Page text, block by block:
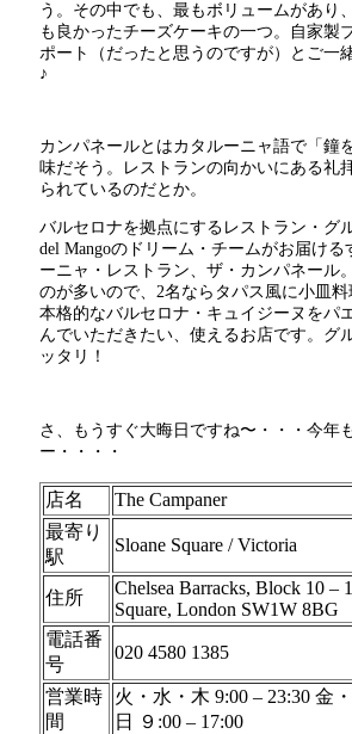
う。その中でも、最もボリュームがあり
も良かったチーズケーキの一つ。自家製
ポート（だったと思うのですが）とご一
♪
カンパネールとはカタルーニャ語で「鐘
味だそう。レストランの向かいにある礼
られているのだとか。
バルセロナを拠点にするレストラン・グ
del Mangoのドリーム・チームがお届け
ーニャ・レストラン、ザ・カンパネール
のが多いので、2名ならタパス風に小皿
本格的なバルセロナ・キュイジーヌをパ
んでいただきたい、使えるお店です。グ
ッタリ！
さ、もうすぐ大晦日ですね〜・・・今年
ー・・・・
店名
The Campaner
最寄り
駅
Sloane Square / Victoria
住所
Chelsea Barracks, Block 10 –
Square, London SW1W 8BG
電話番
号
020 4580 1385
営業時
間
火・水・木 9:00 – 23:30 金
日 ９:00 – 17:00